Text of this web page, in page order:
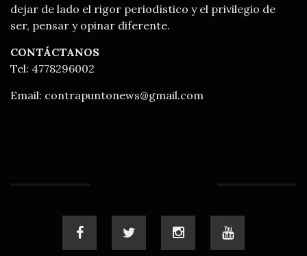
dejar de lado el rigor periodístico y el privilegio de
ser, pensar y opinar diferente.
CONTÁCTANOS
Tel: 4778296002
Email: contrapuntonews@gmail.com